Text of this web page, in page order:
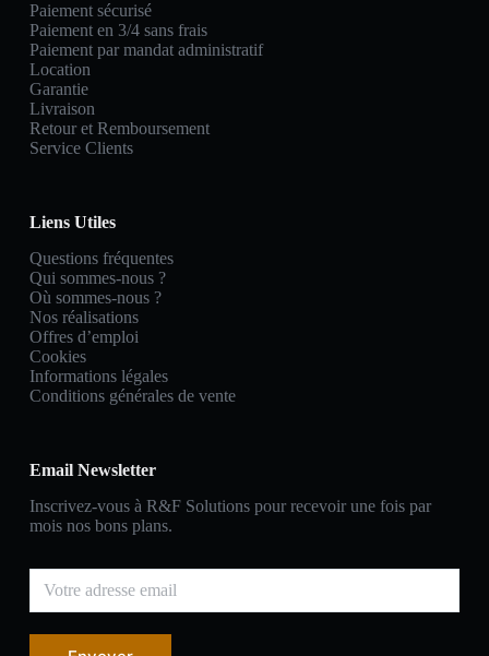
Paiement sécurisé
Paiement en 3/4 sans frais
Paiement par mandat administratif
Location
Garantie
Livraison
Retour et Remboursement
Service Clients
Liens Utiles
Questions fréquentes
Qui sommes-nous ?
Où sommes-nous ?
Nos réalisations
Offres d’emploi
Cookies
Informations légales
Conditions générales de vente
Email Newsletter
Inscrivez-vous à R&F Solutions pour recevoir une fois par
mois nos bons plans.